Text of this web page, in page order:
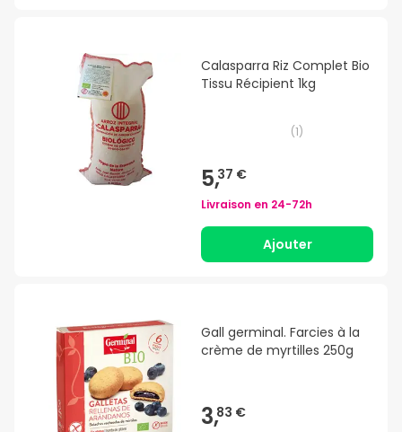
Calasparra Riz Complet Bio
Tissu Récipient 1kg
(1)
5,37 €
Livraison en 24-72h
Ajouter
Gall germinal. Farcies à la
crème de myrtilles 250g
3,83 €